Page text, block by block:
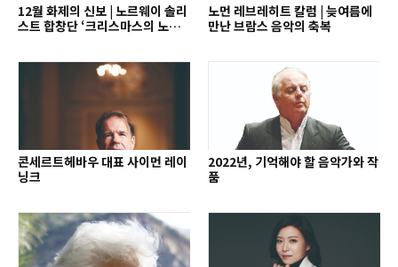
12월 화제의 신보 | 노르웨이 솔리
스트 합창단 ‘크리스마스의 노래’
노먼 레브레히트 칼럼 | 늦여름에
만난 브람스 음악의 축복
콘세르트헤바우 대표 사이먼 레이
닝크
2022년, 기억해야 할 음악가와 작
품